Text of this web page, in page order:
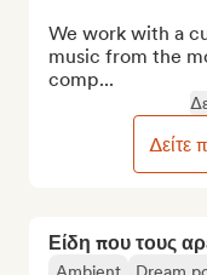
Είδη που τους
We work with a
music from the
comp...
Δείτε